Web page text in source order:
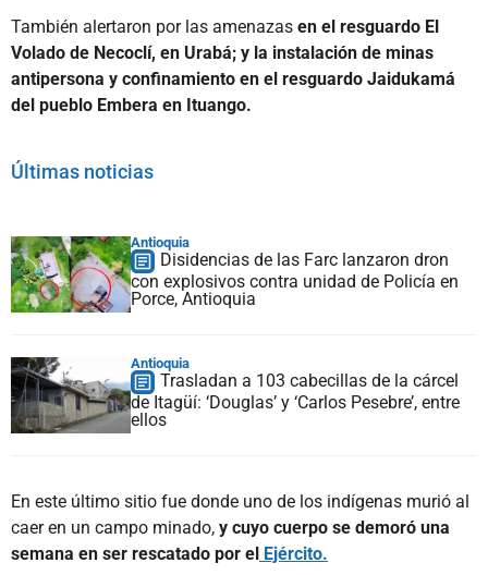
También alertaron por las amenazas en el resguardo El
Volado de Necoclí, en Urabá; y la instalación de minas
antipersona y confinamiento en el resguardo Jaidukamá
del pueblo Embera en Ituango.
Últimas noticias
Antioquia
Disidencias de las Farc lanzaron dron
con explosivos contra unidad de Policía en
Porce, Antioquia
Antioquia
Trasladan a 103 cabecillas de la cárcel
de Itagüí: ‘Douglas’ y ‘Carlos Pesebre’, entre
ellos
En este último sitio fue donde uno de los indígenas murió al
caer en un campo minado, y cuyo cuerpo se demoró una
semana en ser rescatado por el Ejército.